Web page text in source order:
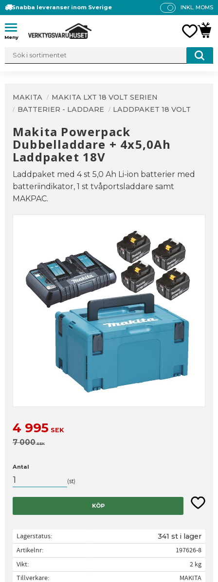
Meny
Snabba leveranser inom Sverige
P
S
INKL. MOMS
MAKITA
MAKITA LXT 18 VOLT SERIEN
BATTERIER - LADDARE
LADDPAKET 18 VOLT
Makita Powerpack
Dubbelladdare + 4x5,0Ah
Laddpaket 18V
Laddpaket med 4 st 5,0 Ah Li-ion batterier med
batteriindikator, 1 st tvåportsladdare samt
MAKPAC.
Nedsatt pris:
4 995 SEK
Ordinarie pris:
7 000SEK
Antal
st
KÖP Lägg
Lagerstatus 341 st i lager
Artikelnr
197626-8
Vikt
2 kg
Tillverkare
MAKITA